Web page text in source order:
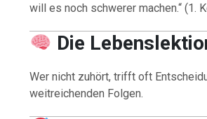
will es noch schwerer machen.“ (1.
Die
Wer nicht zuhört, trifft oft
weitreichenden Folgen.